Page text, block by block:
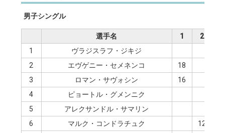
男子シングル
選手名 1 2
1
ヴラジスラフ・ジキジ
2
エヴゲニー・セメネンコ
18
3
ロマン・サヴォシン
16
4
ピョートル・グメンニク
5
アレクサンドル・サマリン
6
マルク・コンドラチュク
12